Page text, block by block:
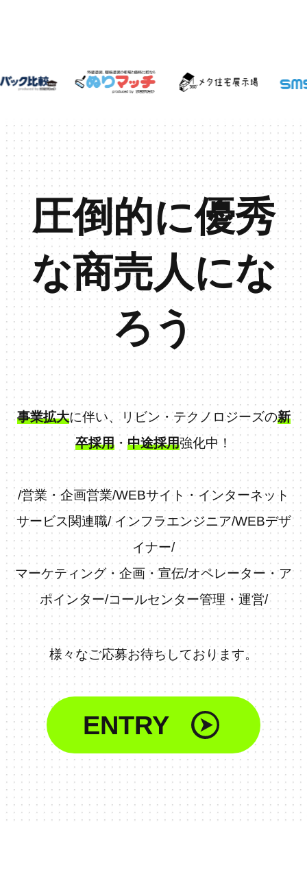
圧倒的に優秀
な商売人にな
ろう
事業拡大に伴い、リビン・テクノロジーズの新
卒採用 ・中途採用強化中！
/営業・企画営業/WEBサイト・インターネット
サービス関連職/インフラエンジニア/WEBデザ
イナー/
マーケティング・企画・宣伝/オペレーター・ア
ポインター/コールセンター管理・運営/
様々なご応募お待ちしております。
ENTRY